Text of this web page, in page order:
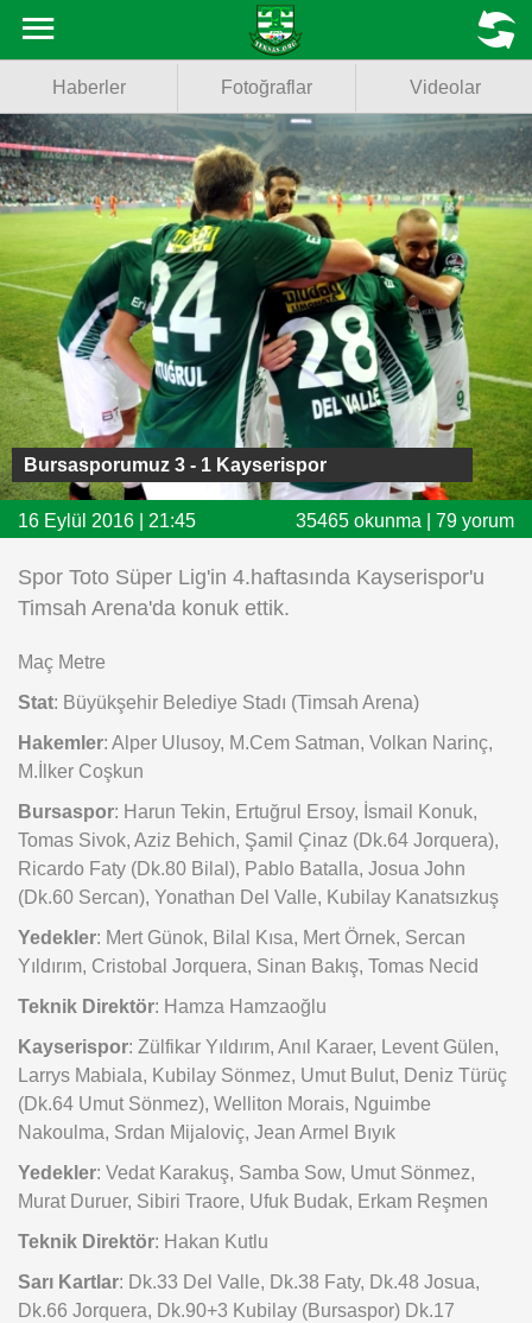
Fotoğraflar
Videolar
Basketbol
Voleybol
Puan Durumu
Fikstür
Facebook
Twitter
Instagram
iOS
MENU
Haberler Fotoğraflar Videolar
Bursasporumuz 3 - 1 Kayserispor
16 Eylül 2016 | 21:45 35465 okunma | 79 yorum
Spor Toto Süper Lig'in 4.haftasında Kayserispor'u
Timsah Arena'da konuk ettik.
Maç Metre
Stat: Büyükşehir Belediye Stadı (Timsah Arena)
Hakemler: Alper Ulusoy, M.Cem Satman, Volkan Narinç,
M.İlker Coşkun
Bursaspor: Harun Tekin, Ertuğrul Ersoy, İsmail Konuk,
Tomas Sivok, Aziz Behich, Şamil Çinaz (Dk.64 Jorquera),
Ricardo Faty (Dk.80 Bilal), Pablo Batalla, Josua John
(Dk.60 Sercan), Yonathan Del Valle, Kubilay Kanatsızkuş
Yedekler: Mert Günok, Bilal Kısa, Mert Örnek, Sercan
Yıldırım, Cristobal Jorquera, Sinan Bakış, Tomas Necid
Teknik Direktör: Hamza Hamzaoğlu
Kayserispor: Zülfikar Yıldırım, Anıl Karaer, Levent Gülen,
Larrys Mabiala, Kubilay Sönmez, Umut Bulut, Deniz Türüç
(Dk.64 Umut Sönmez), Welliton Morais, Nguimbe
Nakoulma, Srdan Mijaloviç, Jean Armel Bıyık
Yedekler: Vedat Karakuş, Samba Sow, Umut Sönmez,
Murat Duruer, Sibiri Traore, Ufuk Budak, Erkam Reşmen
Teknik Direktör: Hakan Kutlu
Sarı Kartlar: Dk.33 Del Valle, Dk.38 Faty, Dk.48 Josua,
Dk.66 Jorquera, Dk.90+3 Kubilay (Bursaspor) Dk.17